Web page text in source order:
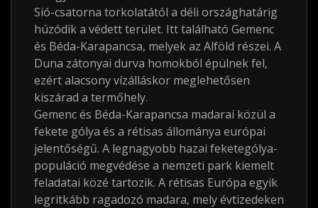
Sió-csatorna torkolatától a déli országhatárig
húzódik a védett terület. Itt található Gemenc
és Béda-Karapancsa, melyek az Alföld részei. A
Duna zátonyai durva homokból épülnek fel,
ezért alacsony vízálláskor meglehetősen
kiszárad a termőhely.
Gemenc és Béda-Karapancsa madarai közül a
fekete gólya és a rétisas állománya európai
jelentőségű. A legnagyobb hazai feketególya-
populáció megvédése a nemzeti park kiemelt
feladatai közé tartozik. A rétisas Európa egyik
legritkább ragadozó madara, mely évtizedeken